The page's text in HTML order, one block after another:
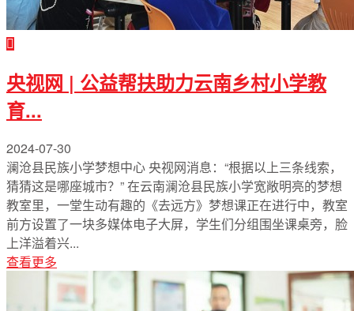
央视网 | 公益帮扶助力云南乡村小学教
育...
2024-07-30
澜沧县民族小学梦想中心 央视网消息：“根据以上三条线索，
猜猜这是哪座城市？” 在云南澜沧县民族小学宽敞明亮的梦想
教室里，一堂生动有趣的《去远方》梦想课正在进行中，教室
前方设置了一块多媒体电子大屏，学生们分组围坐课桌旁，脸
上洋溢着兴...
查看更多